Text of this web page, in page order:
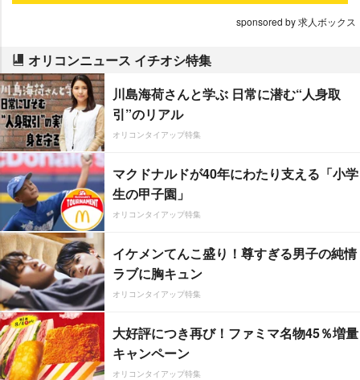
sponsored by 求人ボックス
オリコンニュース イチオシ特集
川島海荷さんと学ぶ 日常に潜む“人身取
引”のリアル
オリコンタイアップ特集
マクドナルドが40年にわたり支える「小学
生の甲子園」
オリコンタイアップ特集
イケメンてんこ盛り！尊すぎる男子の純情
ラブに胸キュン
オリコンタイアップ特集
大好評につき再び！ファミマ名物45％増量
キャンペーン
オリコンタイアップ特集